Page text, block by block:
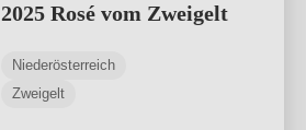
2025 Rosé vom Zweigelt
Niederösterreich
Zweigelt